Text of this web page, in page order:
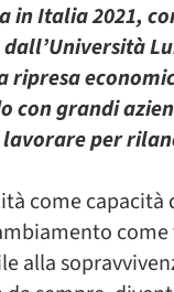
in Italia 2021,
ripresa
con grandi
per
come capacità
come
alla